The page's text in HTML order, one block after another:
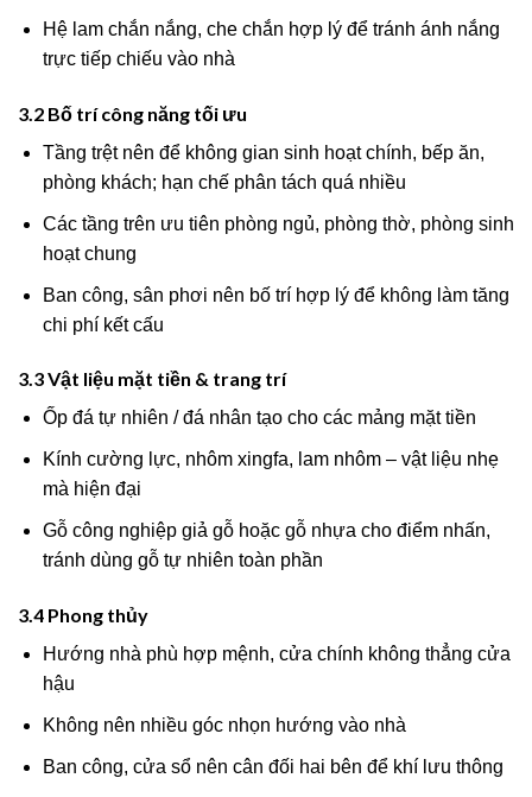
Hệ lam chắn nắng, che chắn hợp lý để tránh ánh nắng
trực tiếp chiếu vào nhà
3.2 Bố trí công năng tối ưu
Tầng trệt nên để không gian sinh hoạt chính, bếp ăn,
phòng khách; hạn chế phân tách quá nhiều
Các tầng trên ưu tiên phòng ngủ, phòng thờ, phòng sinh
hoạt chung
Ban công, sân phơi nên bố trí hợp lý để không làm tăng
chi phí kết cấu
3.3 Vật liệu mặt tiền & trang trí
Ốp đá tự nhiên / đá nhân tạo cho các mảng mặt tiền
Kính cường lực, nhôm xingfa, lam nhôm – vật liệu nhẹ
mà hiện đại
Gỗ công nghiệp giả gỗ hoặc gỗ nhựa cho điểm nhấn,
tránh dùng gỗ tự nhiên toàn phần
3.4 Phong thủy
Hướng nhà phù hợp mệnh, cửa chính không thẳng cửa
hậu
Không nên nhiều góc nhọn hướng vào nhà
Ban công, cửa sổ nên cân đối hai bên để khí lưu thông